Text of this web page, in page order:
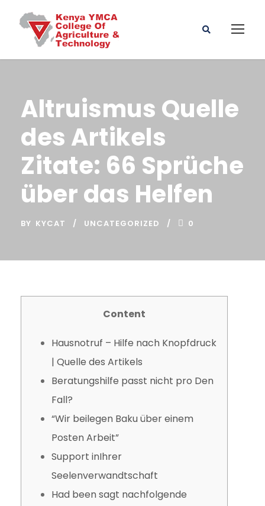
Altruismus Quelle
des Artikels
Zitate: 66 Sprüche
über das Helfen
BY KYCAT UNCATEGORIZED 0
Content
Hausnotruf – Hilfe nach Knopfdruck
| Quelle des Artikels
Beratungshilfe passt nicht pro Den
Fall?
“Wir beilegen Baku über einem
Posten Arbeit”
Support inIhrer
Seelenverwandtschaft
Had been sagt nachfolgende